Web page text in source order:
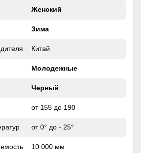
Роскошная отделка из
самые морозные дни. Съемная
Женский
Зима
Китай
Молодежные
Черный
от 155 до 190
от 0° до - 25°
10 000 мм